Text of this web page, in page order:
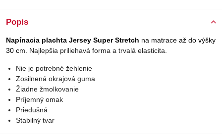
Popis
Napínacia plachta Jersey Super Stretch na matrace až do výšky
30 cm. Najlepšia priliehavá forma a trvalá elasticita.
Nie je potrebné žehlenie
Zosilnená okrajová guma
Žiadne žmolkovanie
Príjemný omak
Priedušná
Stabilný tvar